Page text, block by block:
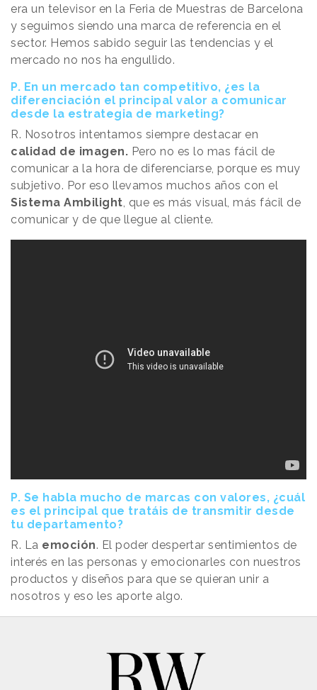
era un televisor en la Feria de Muestras de Barcelona
y seguimos siendo una marca de referencia en el
sector. Hemos sabido seguir las tendencias y el
mercado no nos ha engullido.
P. En un mercado tan competitivo, ¿es la
diferenciación el principal valor a comunicar
desde la estrategia de marketing?
R. Nosotros intentamos siempre destacar en
calidad de imagen. Pero no es lo mas fácil de
comunicar a la hora de diferenciarse, porque es muy
subjetivo. Por eso llevamos muchos años con el
Sistema Ambilight, que es más visual, más fácil de
comunicar y de que llegue al cliente.
P. Se habla mucho de marcas con valores, ¿cuál
es el principal que tratáis de transmitir desde
tu departamento?
R. La emoción. El poder despertar sentimientos de
interés en las personas y emocionarles con nuestros
productos y diseños para que se quieran unir a
nosotros y eso les aporte algo.